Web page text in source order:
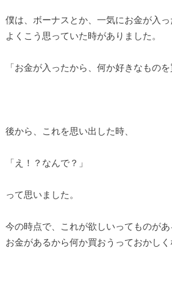
僕は、ボーナスとか、一気にお金が入っ
よくこう思っていた時がありました。
「お金が入ったから、何か好きなものを
後から、これを思い出した時、
「え！？なんで？」
って思いました。
今の時点で、これが欲しいってものがあ
お金があるから何か買おうっておかしく